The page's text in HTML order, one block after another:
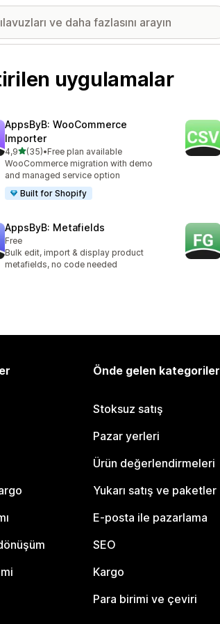
uygulamalar
AppsByB: WooCommerce
Importer
4,95 yıldız üzerinden
(35)
toplam 35 değerlendirme
•Free plan available
WooCommerce migration with demo
and managed service option
Built for Shopify
AppsByB: Metafields
Free
Bulk edit, import & display product
metafields, no code needed
Önde gelen kategoriler
Stoksuz satış
Pazar yerleri
Ürün değerlendirmeleri
Yukarı satış ve paketler
E-posta ile pazarlama
SEO
Kargo
Para birimi ve çeviri